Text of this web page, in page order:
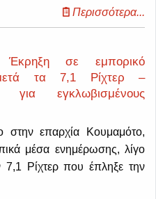
Περισσότερα...
Έκρηξη σε εμπορικό
τα 7,1 Ρίχτερ –
για εγκλωβισμένους
στην επαρχία Κουμαμότο,
μέσα ενημέρωσης, λίγο
7,1 Ρίχτερ που έπληξε την